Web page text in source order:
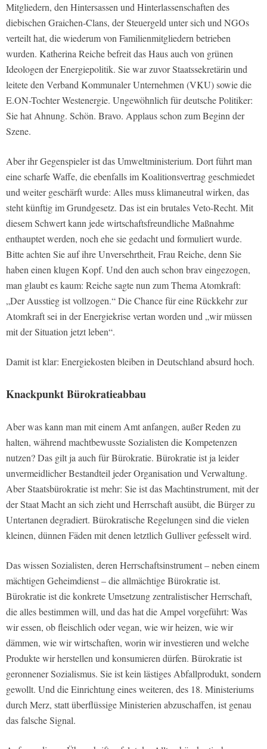
Mitgliedern, den Hintersassen und Hinterlassenschaften des
diebischen Graichen-Clans, der Steuergeld unter sich und NGOs
verteilt hat, die wiederum von Familienmitgliedern betrieben
wurden. Katherina Reiche befreit das Haus auch von grünen
Ideologen der Energiepolitik. Sie war zuvor Staatssekretärin und
leitete den Verband Kommunaler Unternehmen (VKU) sowie die
E.ON-Tochter Westenergie. Ungewöhnlich für deutsche Politiker:
Sie hat Ahnung. Schön. Bravo. Applaus schon zum Beginn der
Szene.
Aber ihr Gegenspieler ist das Umweltministerium. Dort führt man
eine scharfe Waffe, die ebenfalls im Koalitionsvertrag geschmiedet
und weiter geschärft wurde: Alles muss klimaneutral wirken, das
steht künftig im Grundgesetz. Das ist ein brutales Veto-Recht. Mit
diesem Schwert kann jede wirtschaftsfreundliche Maßnahme
enthauptet werden, noch ehe sie gedacht und formuliert wurde.
Bitte achten Sie auf ihre Unversehrtheit, Frau Reiche, denn Sie
haben einen klugen Kopf. Und den auch schon brav eingezogen,
man glaubt es kaum: Reiche sagte nun zum Thema Atomkraft:
„Der Ausstieg ist vollzogen.“ Die Chance für eine Rückkehr zur
Atomkraft sei in der Energiekrise vertan worden und „wir müssen
mit der Situation jetzt leben“.
Damit ist klar: Energiekosten bleiben in Deutschland absurd hoch.
Knackpunkt Bürokratieabbau
Aber was kann man mit einem Amt anfangen, außer Reden zu
halten, während machtbewusste Sozialisten die Kompetenzen
nutzen? Das gilt ja auch für Bürokratie. Bürokratie ist ja leider
unvermeidlicher Bestandteil jeder Organisation und Verwaltung.
Aber Staatsbürokratie ist mehr: Sie ist das Machtinstrument, mit der
der Staat Macht an sich zieht und Herrschaft ausübt, die Bürger zu
Untertanen degradiert. Bürokratische Regelungen sind die vielen
kleinen, dünnen Fäden mit denen letztlich Gulliver gefesselt wird.
Das wissen Sozialisten, deren Herrschaftsinstrument – neben einem
mächtigen Geheimdienst – die allmächtige Bürokratie ist.
Bürokratie ist die konkrete Umsetzung zentralistischer Herrschaft,
die alles bestimmen will, und das hat die Ampel vorgeführt: Was
wir essen, ob fleischlich oder vegan, wie wir heizen, wie wir
dämmen, wie wir wirtschaften, worin wir investieren und welche
Produkte wir herstellen und konsumieren dürfen. Bürokratie ist
geronnener Sozialismus. Sie ist kein lästiges Abfallprodukt, sondern
gewollt. Und die Einrichtung eines weiteren, des 18. Ministeriums
durch Merz, statt überflüssige Ministerien abzuschaffen, ist genau
das falsche Signal.